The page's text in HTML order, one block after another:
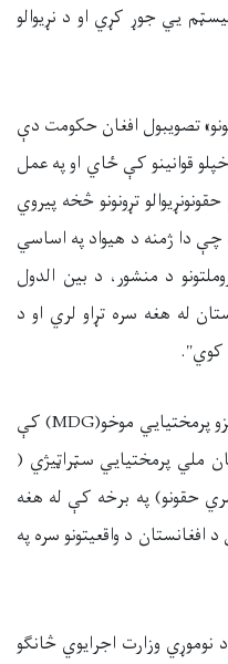
يي جوړ کړي او د نړيوالو
تصويبول افغان حکومت دې
قوانينو کې ځاي او په عمل
تړونونو څخه پيروي
دا ژمنه د هيواد په اساسي
د منشور، د بين الدول
له هغه سره تړاو لري او د
کوي".
پورته ياده شوېژمنه د افغانستان په زريزو پرمختيايي موخو(MDG) کې
ملي پرمختيايي سټراټيژي (
حقونو) په برخه کې له هغه
د واقعيتونو سره په
وزارت اجرايوي څانګو